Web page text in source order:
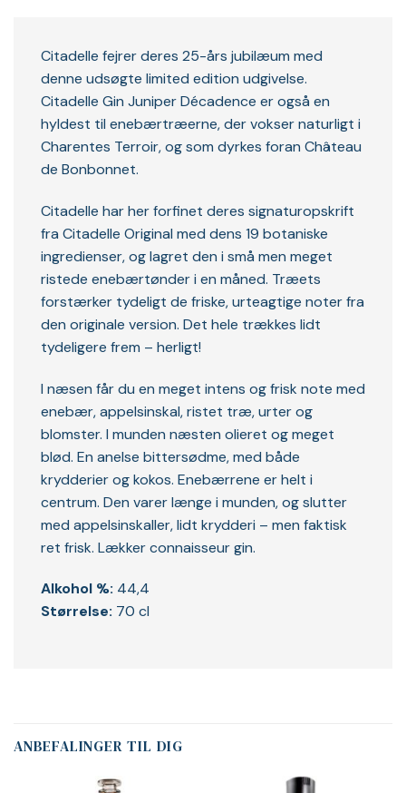
Citadelle fejrer deres 25-års jubilæum med
denne udsøgte limited edition udgivelse.
Citadelle Gin Juniper Décadence er også en
hyldest til enebærtræerne, der vokser naturligt i
Charentes Terroir, og som dyrkes foran Château
de Bonbonnet.
Citadelle har her forfinet deres signaturopskrift
fra Citadelle Original med dens 19 botaniske
ingredienser, og lagret den i små men meget
ristede enebærtønder i en måned. Træets
forstærker tydeligt de friske, urteagtige noter fra
den originale version. Det hele trækkes lidt
tydeligere frem – herligt!
I næsen får du en meget intens og frisk note med
enebær, appelsinskal, ristet træ, urter og
blomster. I munden næsten olieret og meget
blød. En anelse bittersødme, med både
krydderier og kokos. Enebærrene er helt i
centrum. Den varer længe i munden, og slutter
med appelsinskaller, lidt krydderi – men faktisk
ret frisk. Lækker connaisseur gin.
Alkohol %: 44,4
Størrelse: 70 cl
ANBEFALINGER TIL DIG